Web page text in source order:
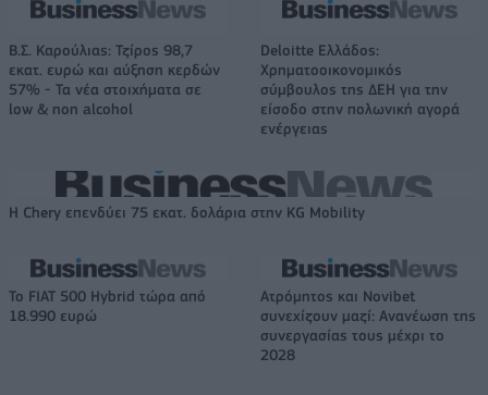
Β.Σ. Καρούλιας: Τζίρος 98,7
εκατ. ευρώ και αύξηση κερδών
57% - Τα νέα στοιχήματα σε
low & non alcohol
Deloitte Ελλάδος:
Χρηματοοικονομικός
σύμβουλος της ΔΕΗ για την
είσοδο στην πολωνική αγορά
ενέργειας
Η Chery επενδύει 75 εκατ. δολάρια στην KG Mobility
Το FIAT 500 Hybrid τώρα από
18.990 ευρώ
Ατρόμητος και Novibet
συνεχίζουν μαζί: Ανανέωση της
συνεργασίας τους μέχρι το
2028